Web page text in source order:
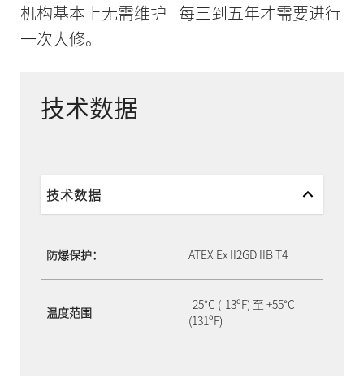
机构基本上无需维护 - 每三到五年才需要进行
一次大修。
技术数据
技术数据
防爆保护： ATEX Ex II2GD IIB T4
温度范围
-25°C (-13ºF) 至 +55°C
(131ºF)